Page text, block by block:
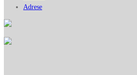
Adrese